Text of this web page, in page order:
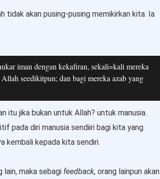
tidak akan pusing-pusing memikirkan kita. Ia
iman dengan kekafiran, sekali=kali mereka
seedikitpun; dan bagi mereka azab yang
itu jika bukan untuk Allah? untuk manusia.
pada diri manusia sendiiri bagi kita yang
kembali kepada kita sendiri.
lain, maka sebagi feedback, orang lainpun akan